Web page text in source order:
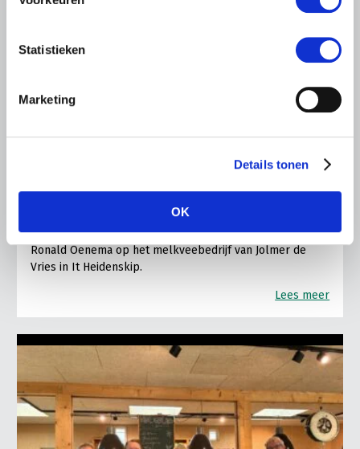
Statistieken
Marketing
Details tonen
OK
LTO LOBBY
bezoekt melkveehouderij in
Súdwest-Fryslân
LTO Nederland ontving gisteren Tweede Kamerlid
Maarten Goudzwaard (JA21) en beleidsmedewerker
Ronald Oenema op het melkveebedrijf van Jolmer de
Vries in It Heidenskip.
Lees meer